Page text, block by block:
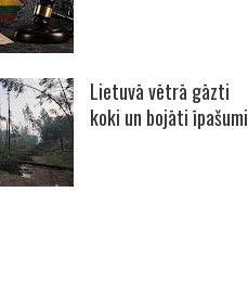
Lietuvā vētrā gāzti
koki un bojāti īpašumi